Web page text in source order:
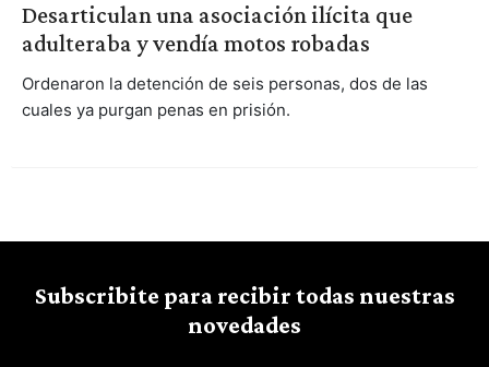
Desarticulan una asociación ilícita que
adulteraba y vendía motos robadas
Ordenaron la detención de seis personas, dos de las
cuales ya purgan penas en prisión.
Subscribite para recibir todas nuestras
novedades